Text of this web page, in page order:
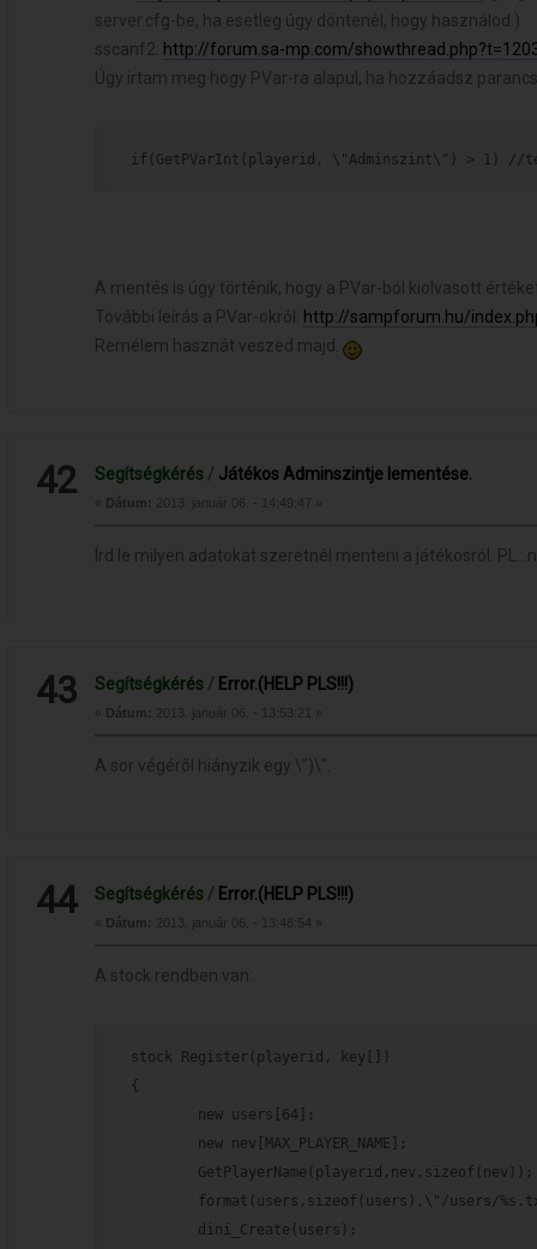
server.cfg-be, ha esetleg úgy döntenél, hogy használod.)
sscanf2: http://forum.sa-mp.com/
Úgy irtam meg hogy PVar-ra alapul, ha hozzáadsz
if(GetPVarInt(playerid, \"Adminszint\") > 1) //
A mentés is úgy történik, hogy a PVar-ból kiolvasott
További leírás a PVar-okról:
http://sampforum.hu/
Remélem hasznát veszed majd.
42 Segítségkérés / Játékos Adminszintje lementése.
« Dátum: 2013. január 06. - 14:49:47 »
Írd le milyen adatokat szeretnél menteni a játékosról. PL.:
43 Segítségkérés / Error.(HELP PLS!!!)
« Dátum: 2013. január 06. - 13:53:21 »
A sor végérõl hiányzik egy \")\".
44 Segítségkérés / Error.(HELP PLS!!!)
« Dátum: 2013. január 06. - 13:48:54 »
A stock rendben van:
stock Register(playerid, key[])
{
new users[64];
new nev[MAX_PLAYER_NAME];
GetPlayerName(playerid,nev,sizeof(nev));
format(users,sizeof(users),\"/users/
dini_Create(users);